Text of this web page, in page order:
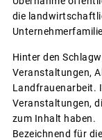
die
Hinter den
Veranstaltungen,
Landfrauenarbeit.
Veranstaltungen,
zum Inhalt haben.
Bezeichnend für